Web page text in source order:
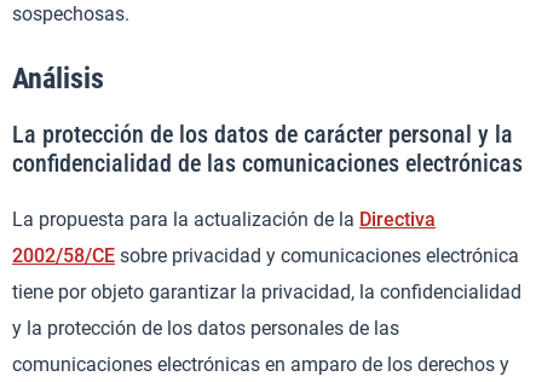
sospechosas.
Análisis
La protección de los datos de carácter personal y la
confidencialidad de las comunicaciones electrónicas
La propuesta para la actualización de la Directiva
2002/58/CE sobre privacidad y comunicaciones electrónica
tiene por objeto garantizar la privacidad, la confidencialidad
y la protección de los datos personales de las
comunicaciones electrónicas en amparo de los derechos y